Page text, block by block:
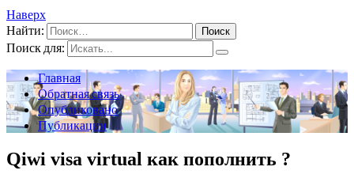
Наверх
Найти:
Поиск для:
Главная
Обратная связь
Опубликовано
Публикации
Qiwi visa virtual как пополнить ?